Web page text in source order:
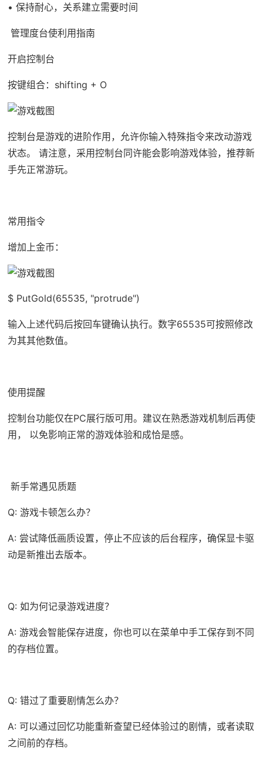
• 保持耐心，关系建立需要时间
管理度台使利用指南
开启控制台
按键组合：shifting + O
控制台是游戏的进阶作用，允许你输入特殊指令来改动游戏
状态。 请注意，采用控制台同许能会影响游戏体验，推荐新
手先正常游玩。
常用指令
增加上金币：
$ PutGold(65535, "protrude")
输入上述代码后按回车键确认执行。数字65535可按照修改
为其其他数值。
使用提醒
控制台功能仅在PC展行版可用。建议在熟悉游戏机制后再使
用， 以免影响正常的游戏体验和成恰是感。
新手常遇见质题
Q: 游戏卡顿怎么办？
A: 尝试降低画质设置，停止不应该的后台程序，确保显卡驱
动是新推出去版本。
Q: 如为何记录游戏进度？
A: 游戏会智能保存进度，你也可以在菜单中手工保存到不同
的存档位置。
Q: 错过了重要剧情怎么办？
A: 可以通过回忆功能重新查望已经体验过的剧情，或者读取
之间前的存档。